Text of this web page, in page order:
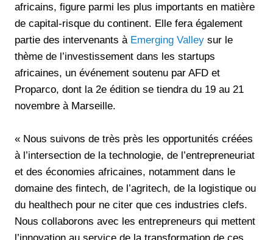
africains, figure parmi les plus importants en matière
de capital-risque du continent. Elle fera également
partie des intervenants à Emerging Valley sur le
thème de l’investissement dans les startups
africaines, un événement soutenu par AFD et
Proparco, dont la 2e édition se tiendra du 19 au 21
novembre à Marseille.
« Nous suivons de très près les opportunités créées
à l’intersection de la technologie, de l’entrepreneuriat
et des économies africaines, notamment dans le
domaine des fintech, de l’agritech, de la logistique ou
du healthech pour ne citer que ces industries clefs.
Nous collaborons avec les entrepreneurs qui mettent